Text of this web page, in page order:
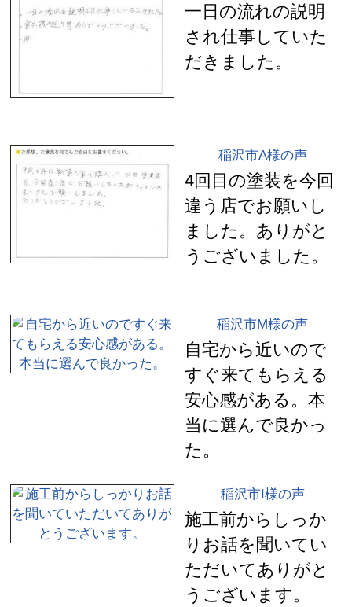
一日の流れの説明
され仕事していた
だきました。
稲沢市A様の声
4回目の塗装を今回
違う店でお願いし
ました。ありがと
うございました。
稲沢市M様の声
自宅から近いので
すぐ来てもらえる
安心感がある。本
当に選んで良かっ
た。
稲沢市I様の声
施工前からしっか
りお話を聞いてい
ただいてありがと
うございます。